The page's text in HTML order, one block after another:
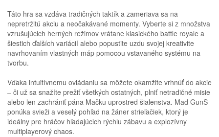
Táto hra sa vzdáva tradičných taktík a zameriava sa na
nepretržitú akciu a neočakávané momenty. Vyberte si z množstva
vzrušujúcich herných režimov vrátane klasického battle royale a
šiestich ďalších variácií alebo popustite uzdu svojej kreativite
navrhovaním vlastných máp pomocou vstavaného systému na
tvorbu.
Vďaka intuitívnemu ovládaniu sa môžete okamžite vrhnúť do akcie
– či už sa snažíte prežiť všetkých ostatných, plniť netradičné misie
alebo len zachrániť pána Mačku uprostred šialenstva. Mad GunS
ponúka svieži a veselý pohľad na žáner strieľačiek, ktorý je
ideálny pre hráčov hľadajúcich rýchlu zábavu a explozívny
multiplayerový chaos.